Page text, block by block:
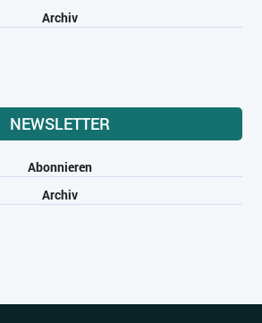
Archiv
NEWSLETTER
Abonnieren
Archiv